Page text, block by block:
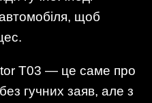
щоб
T03 — це саме про
гучних заяв, але з